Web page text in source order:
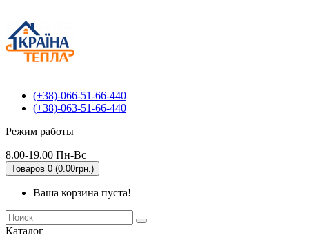
(+38)-066-51-66-440
(+38)-063-51-66-440
Режим работы
8.00-19.00 Пн-Вс
Товаров 0 (0.00грн.)
Ваша корзина пуста!
Каталог